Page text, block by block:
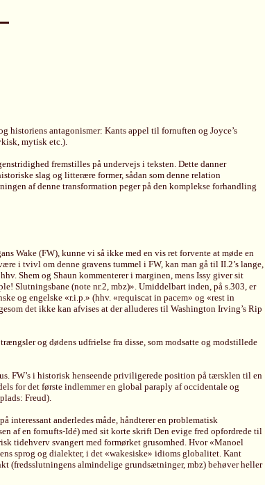
historiens antagonismer: Kants appel til fornuften og Joyce’s
mytisk etc.).
fremstilles på undervejs i teksten. Dette danner
slag og litterære former, sådan som denne relation
af denne transformation peger på den komplekse forhandling
Wake (FW), kunne vi så ikke med en vis ret forvente at møde en
i tvivl om denne gravens tummel i FW, kan man gå til II.2’s lange,
Shem og Shaun kommenterer i marginen, mens Issy giver sit
Slutningsbane (note nr.2, mbz)». Umiddelbart inden, på s.303, er
og engelske «r.i.p.» (hhv. «requiscat in pacem» og «rest in
det ikke kan afvises at der alluderes til Washington Irving’s Rip
og dødens udfrielse fra disse, som modsatte og modstillede
FW’s i historisk henseende priviligerede position på tærsklen til en
for det første indlemmer en global paraply af occidentale og
Freud).
interessant anderledes måde, håndterer en problematisk
af en fornufts-Idé) med sit korte skrift Den evige fred opfordrede til
tidehverv svangert med formørket grusomhed. Hvor «Manoel
sprog og dialekter, i det «wakesiske» idioms globalitet. Kant
(fredsslutningens almindelige grundsætninger, mbz) behøver heller